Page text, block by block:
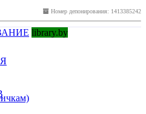
Номер депонирования: 1413385242
library.by